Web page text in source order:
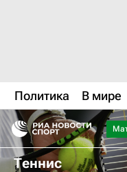
Политика В мире
Теннис